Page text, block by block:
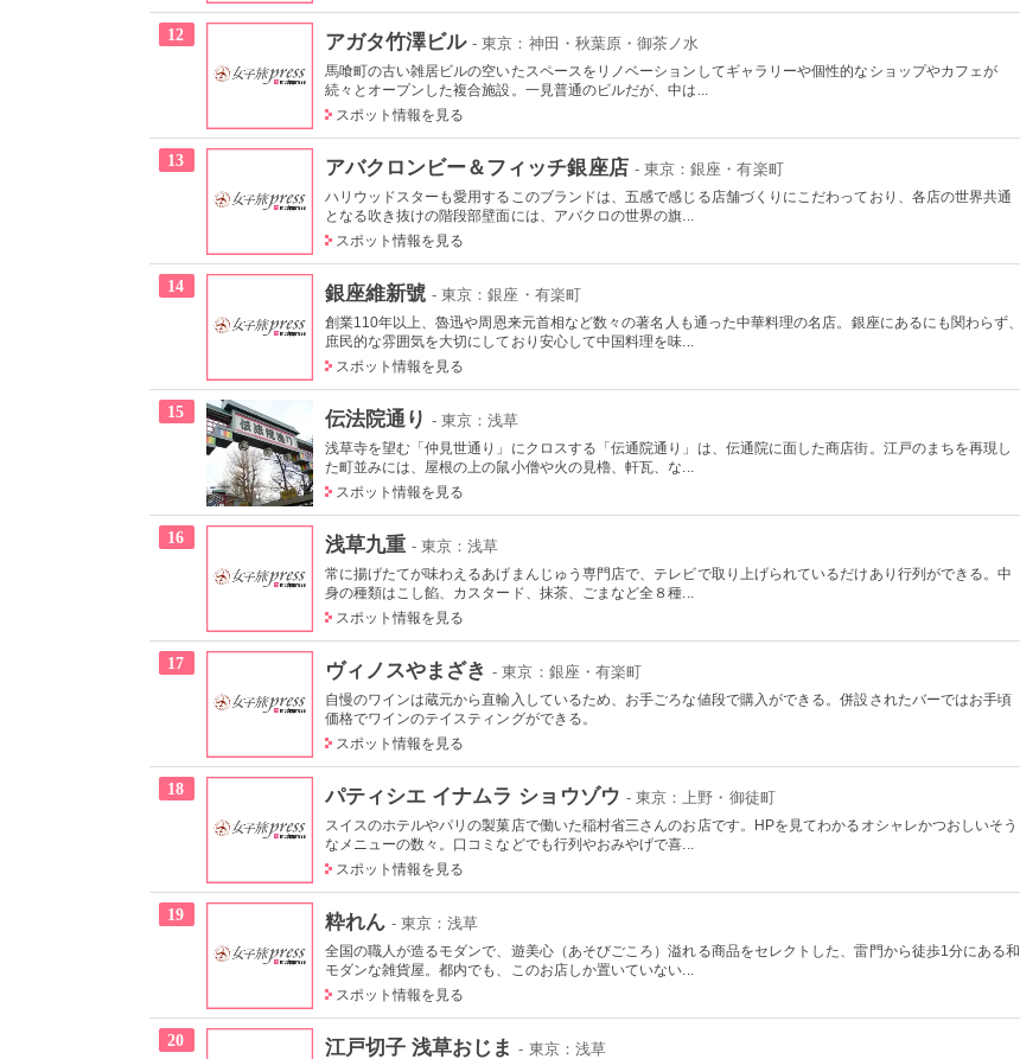
12 アガタ竹澤ビル - 東京：神田・秋葉原・御茶ノ水
馬喰町の古い雑居ビルの空いたスペースをリノベーションしてギャラリーや個性的なショップやカフェが
続々とオープンした複合施設。一見普通のビルだが、中は...
スポット情報を見る
13 アバクロンビー＆フィッチ銀座店 - 東京：銀座・有楽町
ハリウッドスターも愛用するこのブランドは、五感で感じる店舗づくりにこだわっており、各店の世界共通
となる吹き抜けの階段部壁面には、アバクロの世界の旗...
スポット情報を見る
14 銀座維新號 - 東京：銀座・有楽町
創業110年以上、魯迅や周恩来元首相など数々の著名人も通った中華料理の名店。銀座にあるにも関わらず、
庶民的な雰囲気を大切にしており安心して中国料理を味...
スポット情報を見る
15 伝法院通り - 東京：浅草
浅草寺を望む「仲見世通り」にクロスする「伝通院通り」は、伝通院に面した商店街。江戸のまちを再現し
た町並みには、屋根の上の鼠小僧や火の見櫓、軒瓦、な...
スポット情報を見る
16 浅草九重 - 東京：浅草
常に揚げたてが味わえるあげまんじゅう専門店で、テレビで取り上げられているだけあり行列ができる。中
身の種類はこし餡、カスタード、抹茶、ごまなど全８種...
スポット情報を見る
17 ヴィノスやまざき - 東京：銀座・有楽町
自慢のワインは蔵元から直輸入しているため、お手ごろな値段で購入ができる。併設されたバーではお手頃
価格でワインのテイスティングができる。
スポット情報を見る
18 パティシエ イナムラ ショウゾウ - 東京：上野・御徒町
スイスのホテルやパリの製菓店で働いた稲村省三さんのお店です。HPを見てわかるオシャレかつおしいそう
なメニューの数々。口コミなどでも行列やおみやげで喜...
スポット情報を見る
19 粋れん - 東京：浅草
全国の職人が造るモダンで、遊美心（あそびごころ）溢れる商品をセレクトした、雷門から徒歩1分にある和
モダンな雑貨屋。都内でも、このお店しか置いていない...
スポット情報を見る
20 江戸切子 浅草おじま - 東京：浅草